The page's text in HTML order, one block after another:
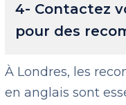
4- Contactez
pour des
À Londres, les
en anglais sont